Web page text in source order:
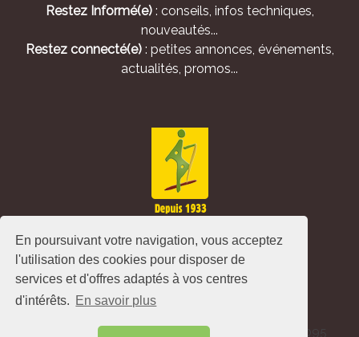
En poursuivant votre navigation, vous acceptez
l'utilisation des cookies pour disposer de
services et d'offres adaptés à vos centres
d'intérêts. En savoir plus
Restez Informé(e): conseils, infos techniques,
nouveautés...
Restez connecté(e): petites annonces, événements,
actualités, promos...
Alliance Pastorale - Avenue de l'Europe - CS 80095